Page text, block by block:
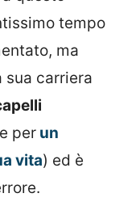
tempo
ma
sua carriera
per un
vita) ed è